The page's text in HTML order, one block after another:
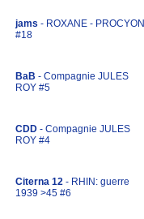
jams - ROXANE - PROCYON
#18
BaB - Compagnie JULES
ROY #5
CDD - Compagnie JULES
ROY #4
Citerna 12 - RHIN: guerre
1939 >45 #6